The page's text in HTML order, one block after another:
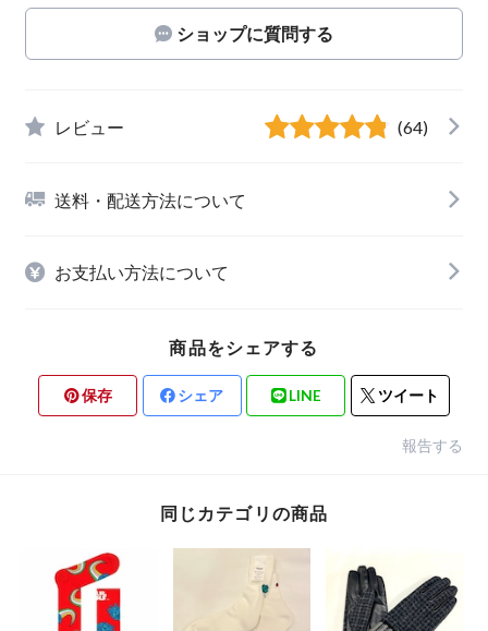
ショップに質問する
レビュー (64)
送料・配送方法について
お支払い方法について
商品をシェアする
保存 シェア LINE ツイート
報告する
同じカテゴリの商品